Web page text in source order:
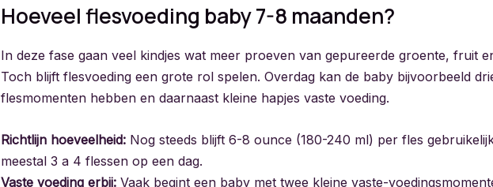
Hoeveel flesvoeding baby 7-8 maanden?
In deze fase gaan veel kindjes wat meer proeven van gepureerde groente, fruit
Toch blijft flesvoeding een grote rol spelen. Overdag kan de baby bijvoorbeeld
flesmomenten hebben en daarnaast kleine hapjes vaste voeding.
Richtlijn hoeveelheid: Nog steeds blijft 6-8 ounce (180-240 ml) per fles
meestal 3 a 4 flessen op een dag.
Vaste voeding erbij: Vaak begint een baby met twee kleine vaste-